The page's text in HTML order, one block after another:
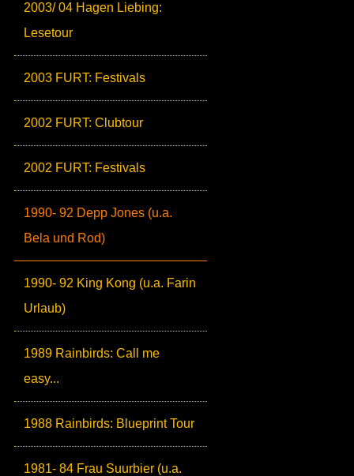
2003/ 04 Hagen Liebing:
Lesetour
2003 FURT: Festivals
2002 FURT: Clubtour
2002 FURT: Festivals
1990- 92 Depp Jones (u.a.
Bela und Rod)
1990- 92 King Kong (u.a. Farin
Urlaub)
1989 Rainbirds: Call me
easy...
1988 Rainbirds: Blueprint Tour
1981- 84 Frau Suurbier (u.a.